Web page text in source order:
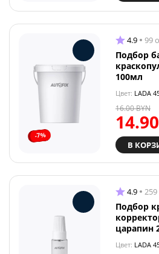
-7%
4.9 99
Подбор
100мл
Цвет: LADA
14.90
16.00BYN
В
4.9
Подбор
царапин
Цвет: LADA